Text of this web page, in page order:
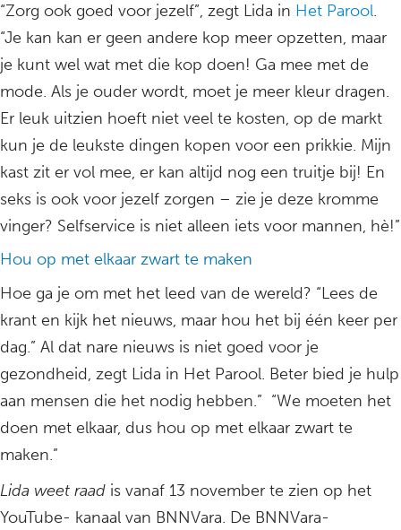
“Zorg ook goed voor jezelf”, zegt Lida in Het Parool.
“Je kan kan er geen andere kop meer opzetten, maar
je kunt wel wat met die kop doen! Ga mee met de
mode. Als je ouder wordt, moet je meer kleur dragen.
Er leuk uitzien hoeft niet veel te kosten, op de markt
kun je de leukste dingen kopen voor een prikkie. Mijn
kast zit er vol mee, er kan altijd nog een truitje bij! En
seks is ook voor jezelf zorgen – zie je deze kromme
vinger? Selfservice is niet alleen iets voor mannen, hè!”
Hou op met elkaar zwart te maken
Hoe ga je om met het leed van de wereld? “Lees de
krant en kijk het nieuws, maar hou het bij één keer per
dag.” Al dat nare nieuws is niet goed voor je
gezondheid, zegt Lida in Het Parool. Beter bied je hulp
aan mensen die het nodig hebben.” “We moeten het
doen met elkaar, dus hou op met elkaar zwart te
maken.”
Lida weet raad is vanaf 13 november te zien op het
YouTube- kanaal van BNNVara. De BNNVara-